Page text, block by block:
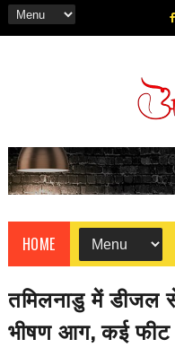
HOME
तमिलनाडु में डीजल
भीषण आग, कई फीट